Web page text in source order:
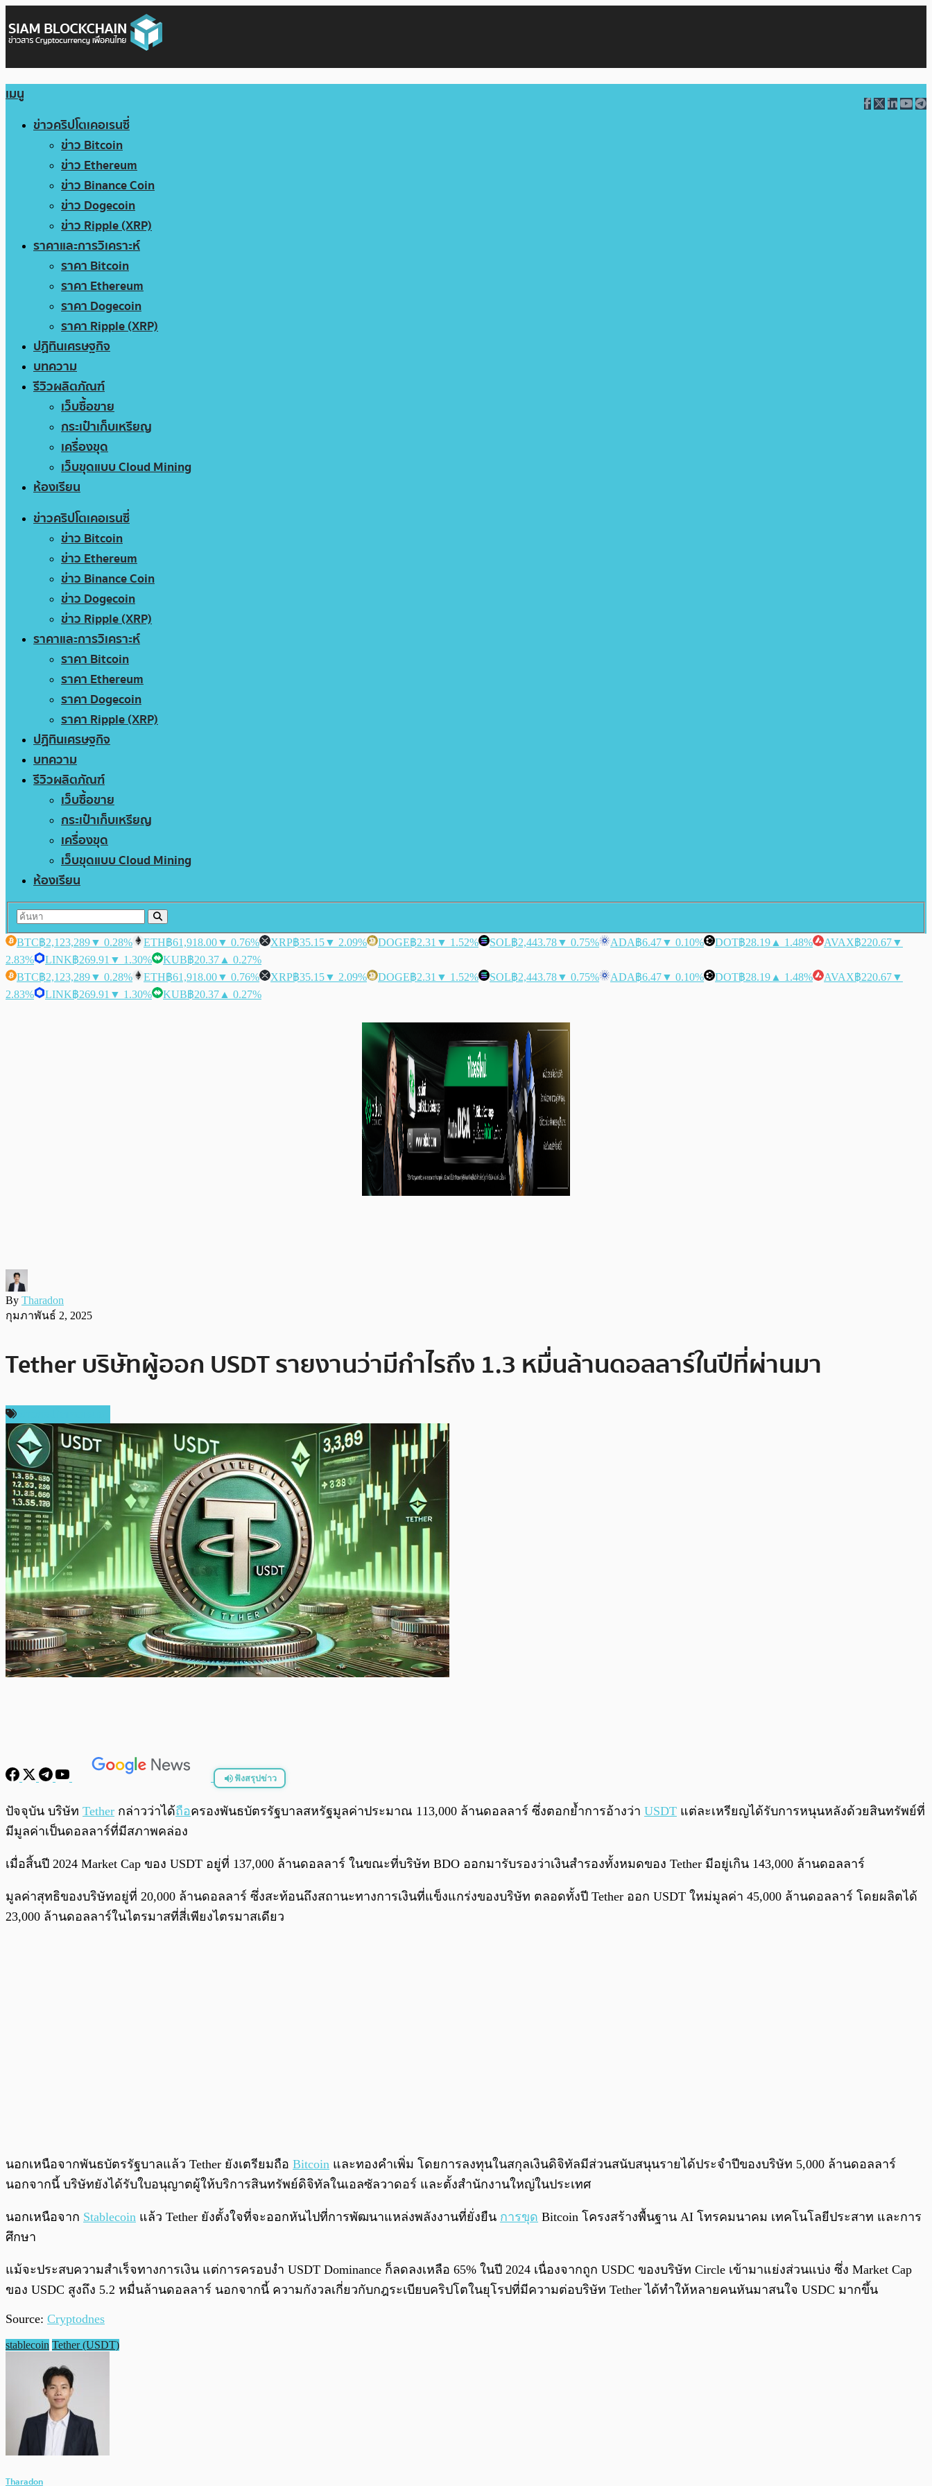
เมนู
ข่าวคริปโตเคอเรนซี่
ข่าว Bitcoin
ข่าว Ethereum
ข่าว Binance Coin
ข่าว Dogecoin
ข่าว Ripple (XRP)
ราคาและการวิเคราะห์
ราคา Bitcoin
ราคา Ethereum
ราคา Dogecoin
ราคา Ripple (XRP)
ปฏิทินเศรษฐกิจ
บทความ
รีวิวผลิตภัณฑ์
เว็บซื้อขาย
กระเป๋าเก็บเหรียญ
เครื่องขุด
เว็บขุดแบบ Cloud Mining
ห้องเรียน
ข่าวคริปโตเคอเรนซี่
ข่าว Bitcoin
ข่าว Ethereum
ข่าว Binance Coin
ข่าว Dogecoin
ข่าว Ripple (XRP)
ราคาและการวิเคราะห์
ราคา Bitcoin
ราคา Ethereum
ราคา Dogecoin
ราคา Ripple (XRP)
ปฏิทินเศรษฐกิจ
บทความ
รีวิวผลิตภัณฑ์
เว็บซื้อขาย
กระเป๋าเก็บเหรียญ
เครื่องขุด
เว็บขุดแบบ Cloud Mining
ห้องเรียน
BTC฿2,123,289▼ 0.28% ETH฿61,918.00▼ 0.76% XRP฿35.15▼ 2.09% DOGE฿2.31 ▼ 1.52% SOL฿2,443.78▼ 0.75% ADA฿6.47▼ 0.10% DOT฿28.19 ▲ 1.48% AVAX฿220.67▼
2.83%
LINK฿269.91 ▼ 1.30% KUB฿20.37 ▲ 0.27%
BTC฿2,123,289▼ 0.28% ETH฿61,918.00▼ 0.76% XRP฿35.15▼ 2.09% DOGE฿2.31 ▼ 1.52% SOL฿2,443.78▼ 0.75% ADA฿6.47▼ 0.10% DOT฿28.19 ▲ 1.48% AVAX฿220.67▼
2.83%
LINK฿269.91 ▼ 1.30% KUB฿20.37 ▲ 0.27%
By Tharadon
กุมภาพันธ์ 2, 2025
Tether บริษัทผู้ออก USDT รายงานว่ามีกำไรถึง 1.3 หมื่นล้านดอลลาร์ในปีที่ผ่านมา
ฟังสรุปข่าว
พร้อมเล่น 0:00 / 0:00
ปัจจุบัน บริษัท Tether กล่าวว่าได้ถือครองพันธบัตรรัฐบาลสหรัฐมูลค่าประมาณ 113,000 ล้านดอลลาร์ ซึ่งตอกย้ำการอ้างว่า USDT แต่ละเหรียญได้รับการหนุนหลังด้วยสินทรัพย์ที่
มีมูลค่าเป็นดอลลาร์ที่มีสภาพคล่อง
เมื่อสิ้นปี 2024 Market Cap ของ USDT อยู่ที่ 137,000 ล้านดอลลาร์ ในขณะที่บริษัท BDO ออกมารับรองว่าเงินสำรองทั้งหมดของ Tether มีอยู่เกิน 143,000 ล้านดอลลาร์
มูลค่าสุทธิของบริษัทอยู่ที่ 20,000 ล้านดอลลาร์ ซึ่งสะท้อนถึงสถานะทางการเงินที่แข็งแกร่งของบริษัท ตลอดทั้งปี Tether ออก USDT ใหม่มูลค่า 45,000 ล้านดอลลาร์ โดยผลิตได้
23,000 ล้านดอลลาร์ในไตรมาสที่สี่เพียงไตรมาสเดียว
นอกเหนือจากพันธบัตรรัฐบาลแล้ว Tether ยังเตรียมถือ Bitcoin และทองคำเพิ่ม โดยการลงทุนในสกุลเงินดิจิทัลมีส่วนสนับสนุนรายได้ประจำปีของบริษัท 5,000 ล้านดอลลาร์
นอกจากนี้ บริษัทยังได้รับใบอนุญาตผู้ให้บริการสินทรัพย์ดิจิทัลในเอลซัลวาดอร์ และตั้งสำนักงานใหญ่ในประเทศ
นอกเหนือจาก Stablecoin แล้ว Tether ยังตั้งใจที่จะออกหันไปที่การพัฒนาแหล่งพลังงานที่ยั่งยืน การขุด Bitcoin โครงสร้างพื้นฐาน AI โทรคมนาคม เทคโนโลยีประสาท และการ
ศึกษา
แม้จะประสบความสำเร็จทางการเงิน แต่การครอบงำ USDT Dominance ก็ลดลงเหลือ 65% ในปี 2024 เนื่องจากถูก USDC ของบริษัท Circle เข้ามาแย่งส่วนแบ่ง ซึ่ง Market Cap
ของ USDC สูงถึง 5.2 หมื่นล้านดอลลาร์ นอกจากนี้ ความกังวลเกี่ยวกับกฎระเบียบคริปโตในยุโรปที่มีความต่อบริษัท Tether ได้ทำให้หลายคนหันมาสนใจ USDC มากขึ้น
Source: Cryptodnes
stablecoin Tether (USDT)
Tharadon